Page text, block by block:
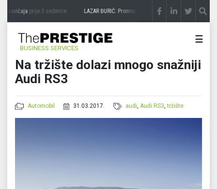
zavičajaprije 3 sedmice LAZAR ĐURIĆ: Promocija potencijal pretvara u destinaciju
BUSINESS SERVICES
☰
Na tržište dolazi mnogo snažniji
Audi RS3
Automobil 31.03.2017. audi,Audi RS3,tržište